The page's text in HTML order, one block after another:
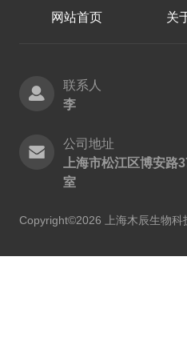
网站首页 关
联系人
李
公司地址
上海市松江区博安路
室
Copyright©2026 上海木辰生物